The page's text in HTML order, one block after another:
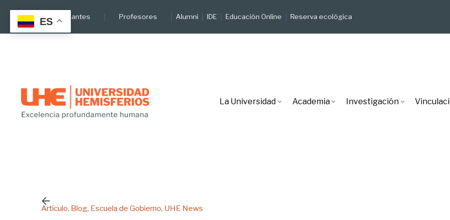
content
Estudiantes Profesores Alumni IDE Educación Online Reserva ecológica
La Universidad Academia Investigación
Artículo Blog Escuela de Gobierno UHE News
ES